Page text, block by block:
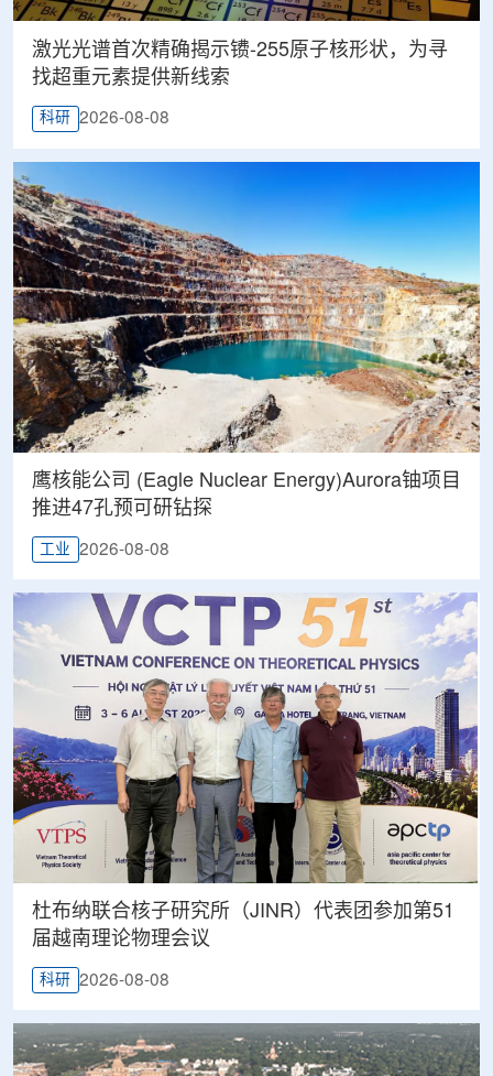
激光光谱首次精确揭示镄-255原子核形状，为寻
找超重元素提供新线索
科研 2026-08-08
鹰核能公司 (Eagle Nuclear Energy)Aurora铀项目
推进47孔预可研钻探
工业 2026-08-08
杜布纳联合核子研究所（JINR）代表团参加第51
届越南理论物理会议
科研 2026-08-08